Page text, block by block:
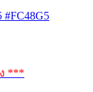
***